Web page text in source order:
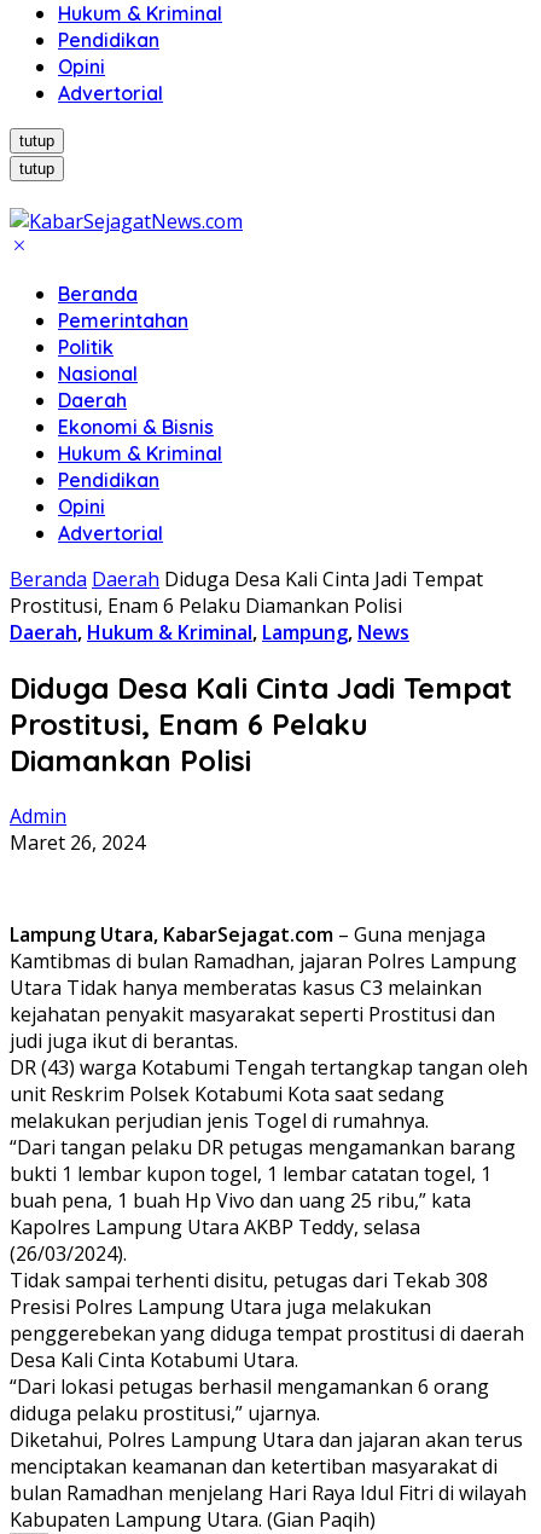
Hukum & Kriminal
Pendidikan
Opini
Advertorial
tutup
tutup
Beranda
Pemerintahan
Politik
Nasional
Daerah
Ekonomi & Bisnis
Hukum & Kriminal
Pendidikan
Opini
Advertorial
Beranda Daerah Diduga Desa Kali Cinta Jadi Tempat
Prostitusi, Enam 6 Pelaku Diamankan Polisi
Daerah, Hukum & Kriminal, Lampung, News
Diduga Desa Kali Cinta Jadi Tempat
Prostitusi, Enam 6 Pelaku
Diamankan Polisi
Admin
Maret 26, 2024
Lampung Utara, KabarSejagat.com – Guna menjaga
Kamtibmas di bulan Ramadhan, jajaran Polres Lampung
Utara Tidak hanya memberatas kasus C3 melainkan
kejahatan penyakit masyarakat seperti Prostitusi dan
judi juga ikut di berantas.
DR (43) warga Kotabumi Tengah tertangkap tangan oleh
unit Reskrim Polsek Kotabumi Kota saat sedang
melakukan perjudian jenis Togel di rumahnya.
“Dari tangan pelaku DR petugas mengamankan barang
bukti 1 lembar kupon togel, 1 lembar catatan togel, 1
buah pena, 1 buah Hp Vivo dan uang 25 ribu,” kata
Kapolres Lampung Utara AKBP Teddy, selasa
(26/03/2024).
Tidak sampai terhenti disitu, petugas dari Tekab 308
Presisi Polres Lampung Utara juga melakukan
penggerebekan yang diduga tempat prostitusi di daerah
Desa Kali Cinta Kotabumi Utara.
“Dari lokasi petugas berhasil mengamankan 6 orang
diduga pelaku prostitusi,” ujarnya.
Diketahui, Polres Lampung Utara dan jajaran akan terus
menciptakan keamanan dan ketertiban masyarakat di
bulan Ramadhan menjelang Hari Raya Idul Fitri di wilayah
Kabupaten Lampung Utara. (Gian Paqih)